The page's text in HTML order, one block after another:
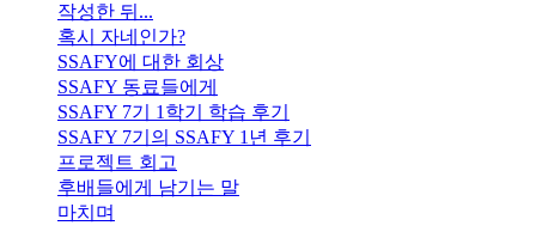
작성한 뒤...
혹시 자네인가?
SSAFY에 대한 회상
SSAFY 동료들에게
SSAFY 7기 1학기 학습 후기
SSAFY 7기의 SSAFY 1년 후기
프로젝트 회고
후배들에게 남기는 말
마치며